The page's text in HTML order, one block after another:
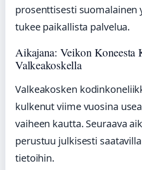
prosenttisesti suomalainen
tukee paikallista palvelua.
Aikajana: Veikon Koneesta
Valkeakoskella
Valkeakosken
kulkenut viime vuosina
vaiheen kautta. Seuraava
perustuu julkisesti
tietoihin.